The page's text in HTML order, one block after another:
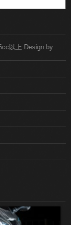
以上 Design by